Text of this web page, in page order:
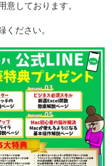
意しております。
ください。